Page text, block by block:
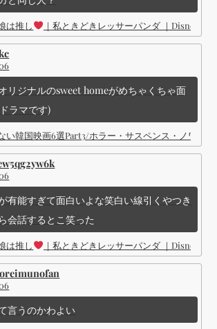
は推し ｜私ときどきレッサーパンダ ｜Disney (
リジナルのsweet homeがめちゃくちゃ面
ラマです)
い韓国映画6選Part3/ホラー・サスペンス・ノワー
有能すぎて面白いよな笑白い線引くやつき
会話するとこ笑った
は推し ｜私ときどきレッサーパンダ ｜Disney (
言うのかわよい